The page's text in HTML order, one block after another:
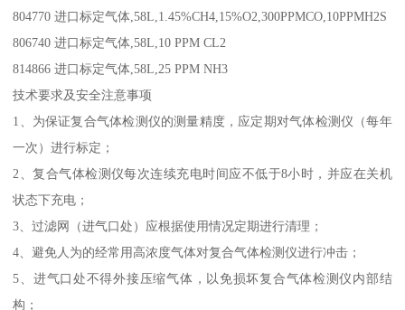
804770 进口标定气体,58L,1.45%CH4,15%O2,300PPMCO,10PPMH2S
806740 进口标定气体,58L,10 PPM CL2
814866 进口标定气体,58L,25 PPM NH3
技术要求及安全注意事项
1、为保证复合气体检测仪的测量精度，应定期对气体检测仪（每年
一次）进行标定；
2、复合气体检测仪每次连续充电时间应不低于8小时，并应在关机
状态下充电；
3、过滤网（进气口处）应根据使用情况定期进行清理；
4、避免人为的经常用高浓度气体对复合气体检测仪进行冲击；
5、进气口处不得外接压缩气体，以免损坏复合气体检测仪内部结
构；